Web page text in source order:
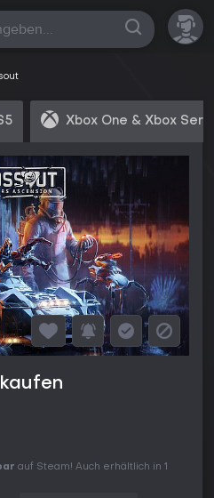
Xbox One & Xbox
auf Steam! Auch erhältlich in 1